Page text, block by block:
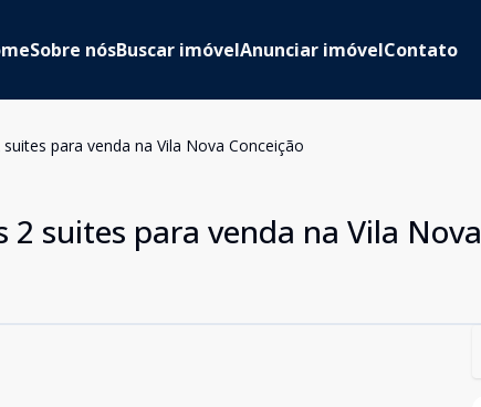
Sobre nósBuscar imóvelAnunciar imóvelContato
para venda na Vila Nova Conceição
suites para venda na Vila Nova